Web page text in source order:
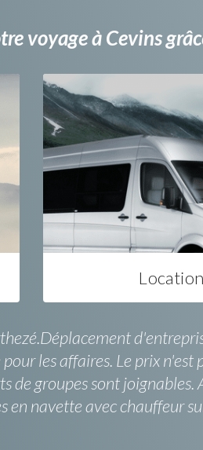
voyage à Cevins
les affaires. Le prix
de groupes sont
en navette avec chauffeur